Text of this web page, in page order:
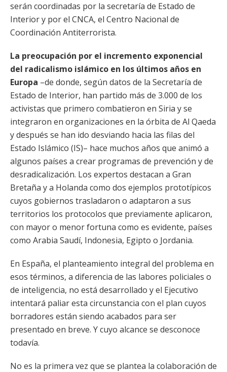
serán coordinadas por la secretaría de Estado de
Interior y por el CNCA, el Centro Nacional de
Coordinación Antiterrorista.
La preocupación por el incremento exponencial
del radicalismo islámico en los últimos años en
Europa –de donde, según datos de la Secretaría de
Estado de Interior, han partido más de 3.000 de los
activistas que primero combatieron en Siria y se
integraron en organizaciones en la órbita de Al Qaeda
y después se han ido desviando hacia las filas del
Estado Islámico (IS)– hace muchos años que animó a
algunos países a crear programas de prevención y de
desradicalización. Los expertos destacan a Gran
Bretaña y a Holanda como dos ejemplos prototípicos
cuyos gobiernos trasladaron o adaptaron a sus
territorios los protocolos que previamente aplicaron,
con mayor o menor fortuna como es evidente, países
como Arabia Saudí, Indonesia, Egipto o Jordania.
En España, el planteamiento integral del problema en
esos términos, a diferencia de las labores policiales o
de inteligencia, no está desarrollado y el Ejecutivo
intentará paliar esta circunstancia con el plan cuyos
borradores están siendo acabados para ser
presentado en breve. Y cuyo alcance se desconoce
todavía.
No es la primera vez que se plantea la colaboración de